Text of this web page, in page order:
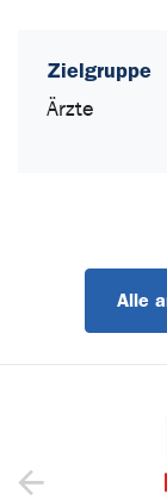
Zielgruppe
Ärzte
Alle